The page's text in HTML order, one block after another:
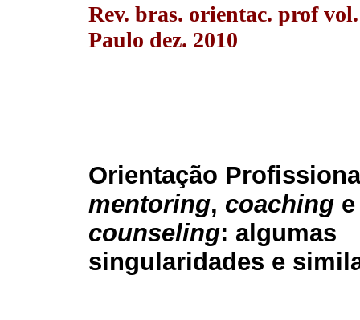
Rev. bras. orientac. prof
Paulo dez. 2010
Orientação
mentoring, coaching e
counseling: algumas
singularidades e